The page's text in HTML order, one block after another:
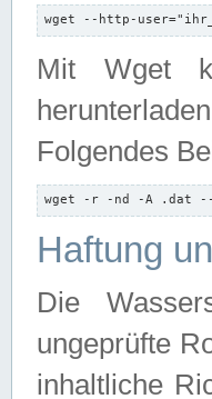
wget --http-
Mit Wget
Folgendes
wget -r -nd -A .dat --
Haftung
Die
ungeprüfte
inhaltliche